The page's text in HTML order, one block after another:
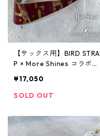
【サックス用】BIRD STRA
P × More Shines コラボモ
¥17,050
SOLD OUT